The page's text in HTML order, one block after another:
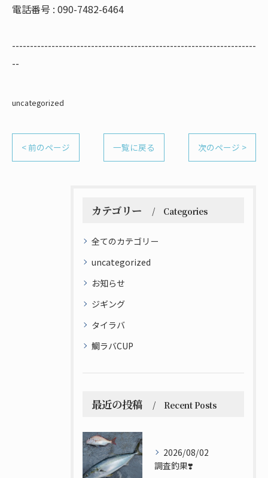
電話番号 : 090-7482-6464
--------------------------------------------------------------------
--
uncategorized
< 前のページ 一覧に戻る 次のページ >
カテゴリー Categories
全てのカテゴリー
uncategorized
お知らせ
ジギング
タイラバ
鯛ラバCUP
最近の投稿 Recent Posts
2026/08/02
調査釣果❣️